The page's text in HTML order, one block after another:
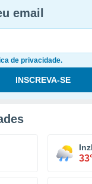
email
de privacidade.